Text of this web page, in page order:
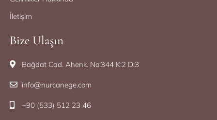
İletişim
Bize Ulaşın
Bağdat Cad. Ahenk. No:344 K:2 D:3
info@nurcanege.com
+90 (533) 512 23 46